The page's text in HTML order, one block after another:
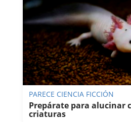
PARECE CIENCIA FICCIÓN
Prepárate para alucinar
criaturas